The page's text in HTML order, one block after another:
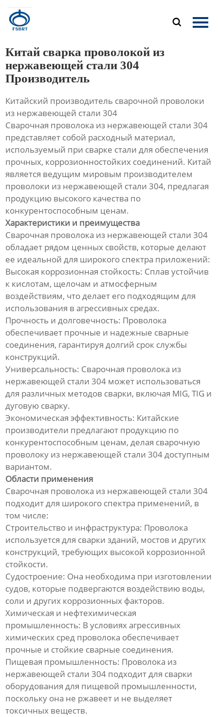

Главная
Новости
Контакты
Китай сварка проволокой из
нержавеющей стали 304
Производитель
Китайский производитель сварочной проволоки
из нержавеющей стали 304
Сварочная проволока из нержавеющей стали 304
представляет собой расходный материал,
используемый при сварке стали для обеспечения
прочных, коррозионностойких соединений. Китай
является ведущим мировым производителем
проволоки из нержавеющей стали 304, предлагая
продукцию высокого качества по
конкурентоспособным ценам.
Характеристики и преимущества
Сварочная проволока из нержавеющей стали 304
обладает рядом ценных свойств, которые делают
ее идеальной для широкого спектра приложений:
Высокая коррозионная стойкость: Сплав устойчив
к кислотам, щелочам и атмосферным
воздействиям, что делает его подходящим для
использования в агрессивных средах.
Прочность и долговечность: Проволока
обеспечивает прочные и надежные сварные
соединения, гарантируя долгий срок службы
конструкций.
Универсальность: Сварочная проволока из
нержавеющей стали 304 может использоваться
для различных методов сварки, включая MIG, TIG и
дуговую сварку.
Экономическая эффективность: Китайские
производители предлагают продукцию по
конкурентоспособным ценам, делая сварочную
проволоку из нержавеющей стали 304 доступным
вариантом.
Области применения
Сварочная проволока из нержавеющей стали 304
подходит для широкого спектра применений, в
том числе:
Строительство и инфраструктура: Проволока
используется для сварки зданий, мостов и других
конструкций, требующих высокой коррозионной
стойкости.
Судостроение: Она необходима при изготовлении
судов, которые подвергаются воздействию воды,
соли и других коррозионных факторов.
Химическая и нефтехимическая
промышленность: В условиях агрессивных
химических сред проволока обеспечивает
прочные и стойкие сварные соединения.
Пищевая промышленность: Проволока из
нержавеющей стали 304 подходит для сварки
оборудования для пищевой промышленности,
поскольку она не ржавеет и не выделяет
токсичных веществ.